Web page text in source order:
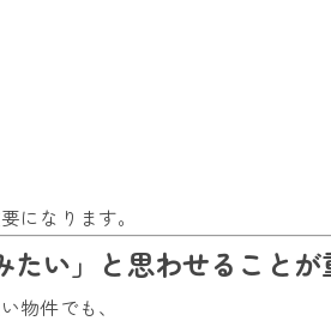
になります。
たい」と思わせること
物件でも、